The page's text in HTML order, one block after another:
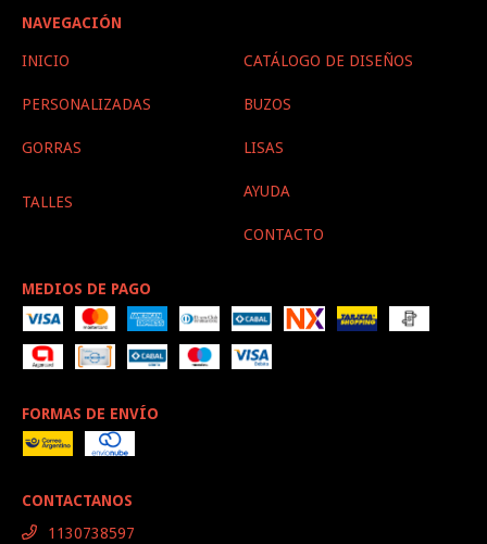
NAVEGACIÓN
INICIO CATÁLOGO DE DISEÑOS
PERSONALIZADAS BUZOS
GORRAS LISAS
TALLES
AYUDA
CONTACTO
MEDIOS DE PAGO
FORMAS DE ENVÍO
CONTACTANOS
1130738597